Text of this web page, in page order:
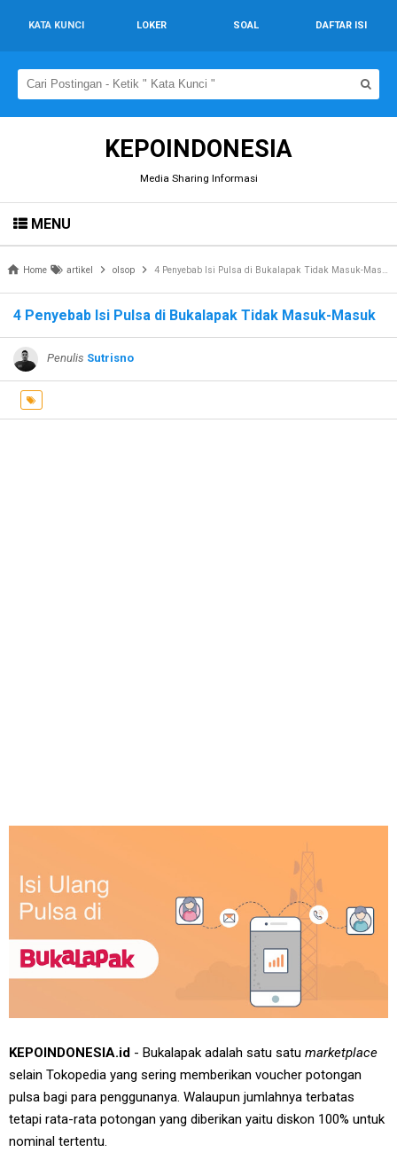
KATA KUNCI LOKER SOAL DAFTAR ISI
KEPOINDONESIA
Media Sharing Informasi
MENU
Home artikel olsop 4 Penyebab Isi Pulsa di Bukalapak Tidak Masuk-Masuk
4 Penyebab Isi Pulsa di Bukalapak Tidak Masuk-Masuk
Penulis Sutrisno
KEPOINDONESIA.id - Bukalapak adalah satu satu marketplace
selain Tokopedia yang sering memberikan voucher potongan
pulsa bagi para penggunanya. Walaupun jumlahnya terbatas
tetapi rata-rata potongan yang diberikan yaitu diskon 100% untuk
nominal tertentu.